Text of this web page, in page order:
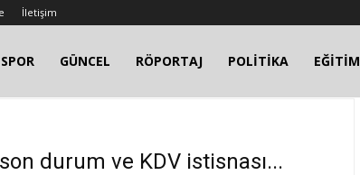
İletişim
SPOR GÜNCEL RÖPORTAJ POLİTİKA EĞİTİM
durum ve KDV istisnası...